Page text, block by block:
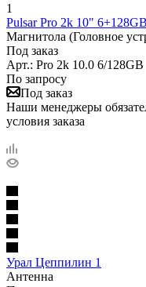
1
Pulsar Pro 2k 10" 6+128GB
Магнитола (Головное
Под заказ
Арт.: Pro 2k 10.0 6/128GB
По запросу
Под заказ
Наши менеджеры
условия заказа
Урал Цеппилин 1
Антенна